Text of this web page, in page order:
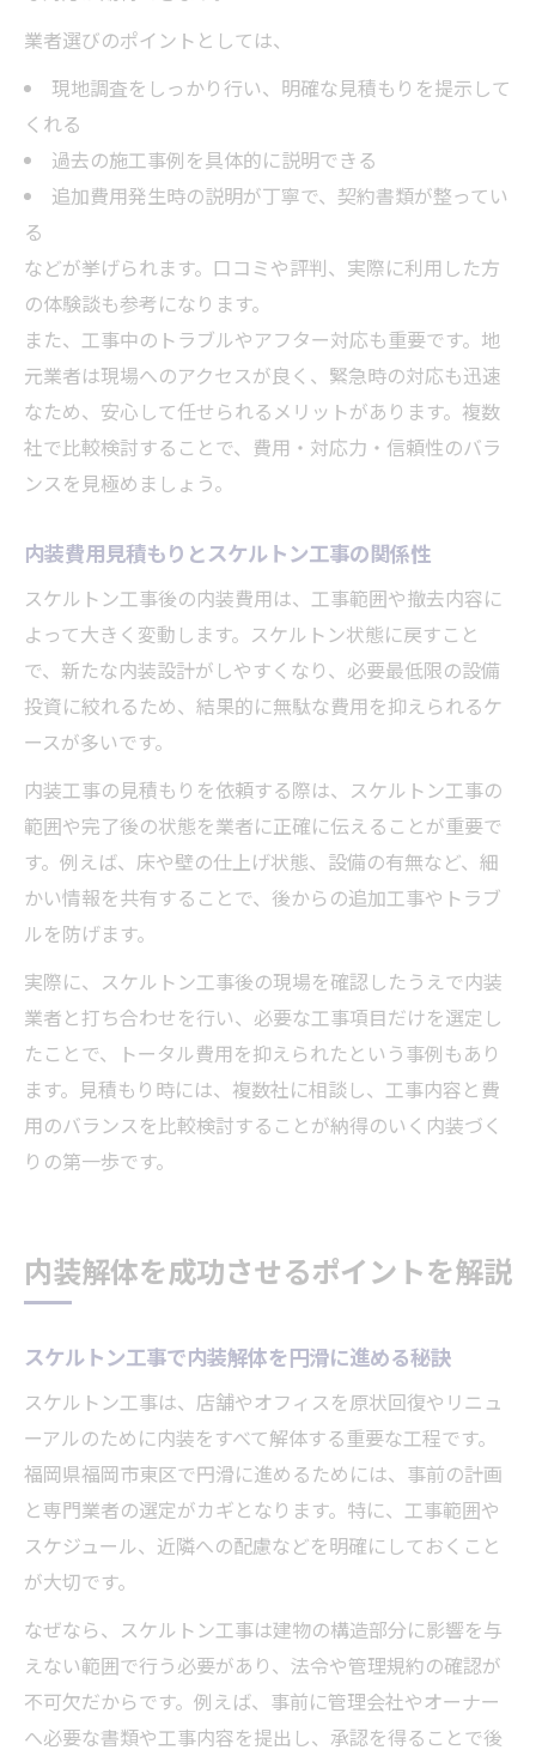
業者選びのポイントとしては、
現地調査をしっかり行い、明確な見積もりを提示して
くれる
過去の施工事例を具体的に説明できる
追加費用発生時の説明が丁寧で、契約書類が整ってい
る
などが挙げられます。口コミや評判、実際に利用した方
の体験談も参考になります。
また、工事中のトラブルやアフター対応も重要です。地
元業者は現場へのアクセスが良く、緊急時の対応も迅速
なため、安心して任せられるメリットがあります。複数
社で比較検討することで、費用・対応力・信頼性のバラ
ンスを見極めましょう。
内装費用見積もりとスケルトン工事の関係性
スケルトン工事後の内装費用は、工事範囲や撤去内容に
よって大きく変動します。スケルトン状態に戻すこと
で、新たな内装設計がしやすくなり、必要最低限の設備
投資に絞れるため、結果的に無駄な費用を抑えられるケ
ースが多いです。
内装工事の見積もりを依頼する際は、スケルトン工事の
範囲や完了後の状態を業者に正確に伝えることが重要で
す。例えば、床や壁の仕上げ状態、設備の有無など、細
かい情報を共有することで、後からの追加工事やトラブ
ルを防げます。
実際に、スケルトン工事後の現場を確認したうえで内装
業者と打ち合わせを行い、必要な工事項目だけを選定し
たことで、トータル費用を抑えられたという事例もあり
ます。見積もり時には、複数社に相談し、工事内容と費
用のバランスを比較検討することが納得のいく内装づく
りの第一歩です。
内装解体を成功させるポイントを解説
スケルトン工事で内装解体を円滑に進める秘訣
スケルトン工事は、店舗やオフィスを原状回復やリニュ
ーアルのために内装をすべて解体する重要な工程です。
福岡県福岡市東区で円滑に進めるためには、事前の計画
と専門業者の選定がカギとなります。特に、工事範囲や
スケジュール、近隣への配慮などを明確にしておくこと
が大切です。
なぜなら、スケルトン工事は建物の構造部分に影響を与
えない範囲で行う必要があり、法令や管理規約の確認が
不可欠だからです。例えば、事前に管理会社やオーナー
へ必要な書類や工事内容を提出し、承認を得ることで後